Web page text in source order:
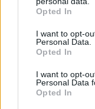
grant or deny
use your data for
consent section.
Opted In
I want to opt-
Personal Data.
Opted In
I want to opt-
Personal Data
Opted In
ΤΑ ΠΙΟ